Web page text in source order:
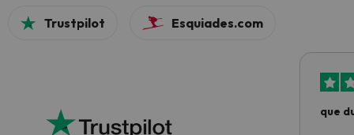
Trustpilot Esquiades.com
que